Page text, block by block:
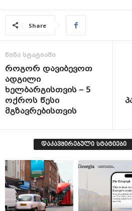
Share
წინა სტატიაში
როგორ დავიბევოთ
ადგილი
ხელბარგისთვის – 5
ოქროს წესი
მგზავრებისთვის
დაკავშირებული სტატიები